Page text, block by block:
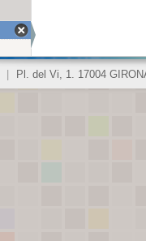
Pl. del Vi, 1. 17004